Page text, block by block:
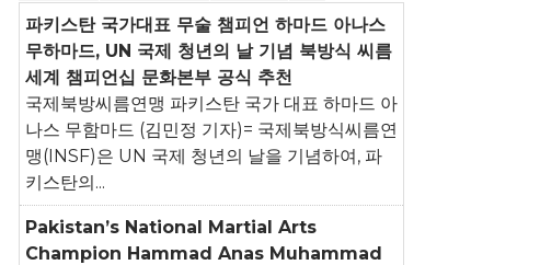
파키스탄 국가대표 무술 챔피언 하마드 아나스
무하마드, UN 국제 청년의 날 기념 북방식 씨름
세계 챔피언십 문화본부 공식 추천
국제북방씨름연맹 파키스탄 국가 대표 하마드 아
나스 무함마드 (김민정 기자)= 국제북방식씨름연
맹(INSF)은 UN 국제 청년의 날을 기념하여, 파
키스탄의...
Pakistan’s National Martial Arts
Champion Hammad Anas Muhammad